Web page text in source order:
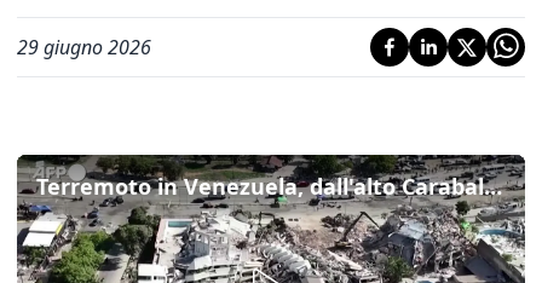
29 giugno 2026
Terremoto in Venezuela, dall'alto Caraballeda è una distesa di macerie